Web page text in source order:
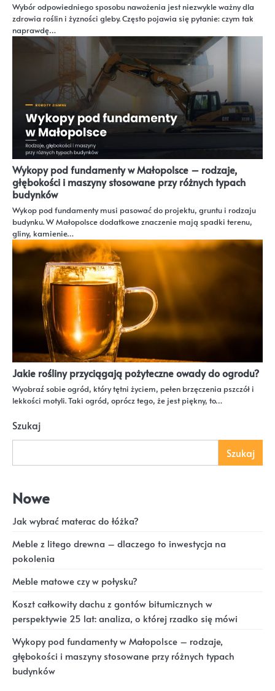
Wybór odpowiedniego sposobu nawożenia jest niezwykle ważny dla
zdrowia roślin i żyzności gleby. Często pojawia się pytanie: czym tak
naprawdę…
Wykopy pod fundamenty w Małopolsce – rodzaje,
głębokości i maszyny stosowane przy różnych typach
budynków
Wykop pod fundamenty musi pasować do projektu, gruntu i rodzaju
budynku. W Małopolsce dodatkowe znaczenie mają spadki terenu,
gliny, kamienie…
Jakie rośliny przyciągają pożyteczne owady do ogrodu?
Wyobraź sobie ogród, który tętni życiem, pełen brzęczenia pszczół i
lekkości motyli. Taki ogród, oprócz tego, że jest piękny, to…
Szukaj
Szukaj
Nowe
Jak wybrać materac do łóżka?
Meble z litego drewna – dlaczego to inwestycja na
pokolenia
Meble matowe czy w połysku?
Koszt całkowity dachu z gontów bitumicznych w
perspektywie 25 lat: analiza, o której rzadko się mówi
Wykopy pod fundamenty w Małopolsce – rodzaje,
głębokości i maszyny stosowane przy różnych typach
budynków